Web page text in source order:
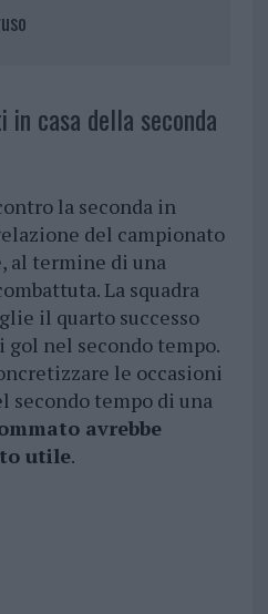
casa della seconda
la seconda in
del campionato
al termine di una
La squadra
il quarto successo
nel secondo tempo.
le occasioni
secondo tempo di una
avrebbe
utile.